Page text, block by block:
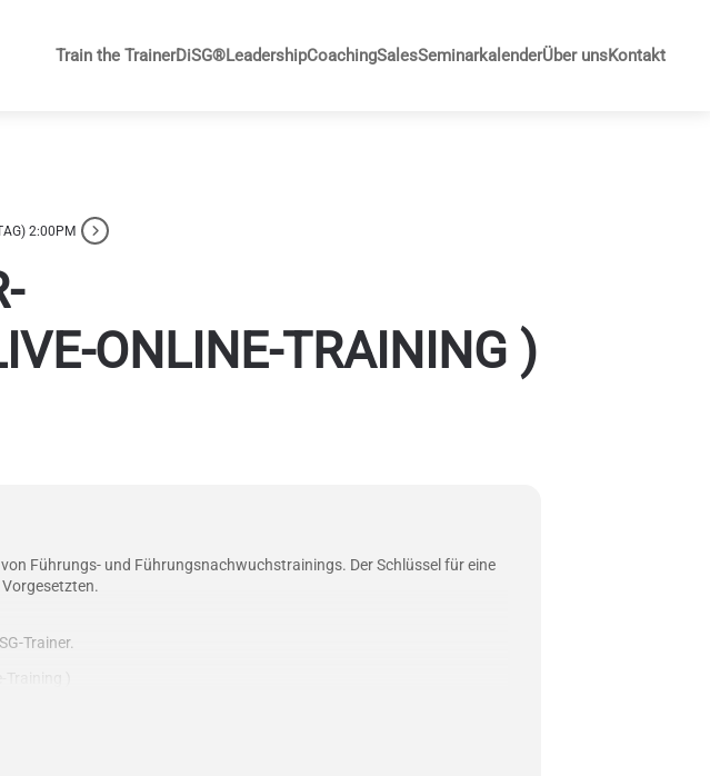
Train the TrainerDiSG®LeadershipCoachingSalesSeminarkalenderÜber unsKontakt
2:00PM
ONLINE-TRAINING )
Führungs- und Führungsnachwuchstrainings. Der Schlüssel für eine
Trainer.